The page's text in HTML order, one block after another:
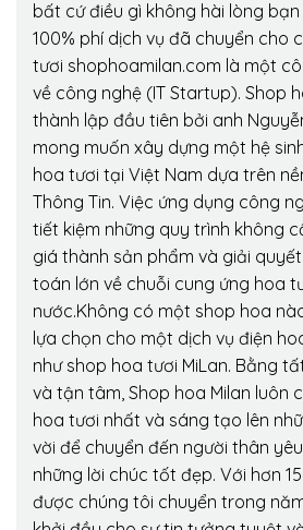
bất cứ điều gì không hài lòng
100% phí dịch vụ đã chuyển cho
tươi shophoamilan.com là một
về công nghệ (IT Startup). Shop
thành lập đầu tiên bởi anh
mong muốn xây dựng một hệ
hoa tươi tại Việt Nam dựa trên
Thông Tin. Việc ứng dụng công
tiết kiệm những quy trình không
giá thành sản phẩm và giải
toán lớn về chuỗi cung ứng hoa
nước.Không có một shop hoa
lựa chọn cho một dịch vụ điện
như shop hoa tươi MiLan. Bằng
và tận tâm, Shop hoa Milan luôn
hoa tươi nhất và sáng tạo lên
vời để chuyển đến người thân
những lời chúc tốt đẹp. Với hơn
được chúng tôi chuyển trong